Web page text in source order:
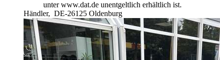
unter www.dat.de unentgeltlich erhältlich ist.
Händler, DE-26125 Oldenburg